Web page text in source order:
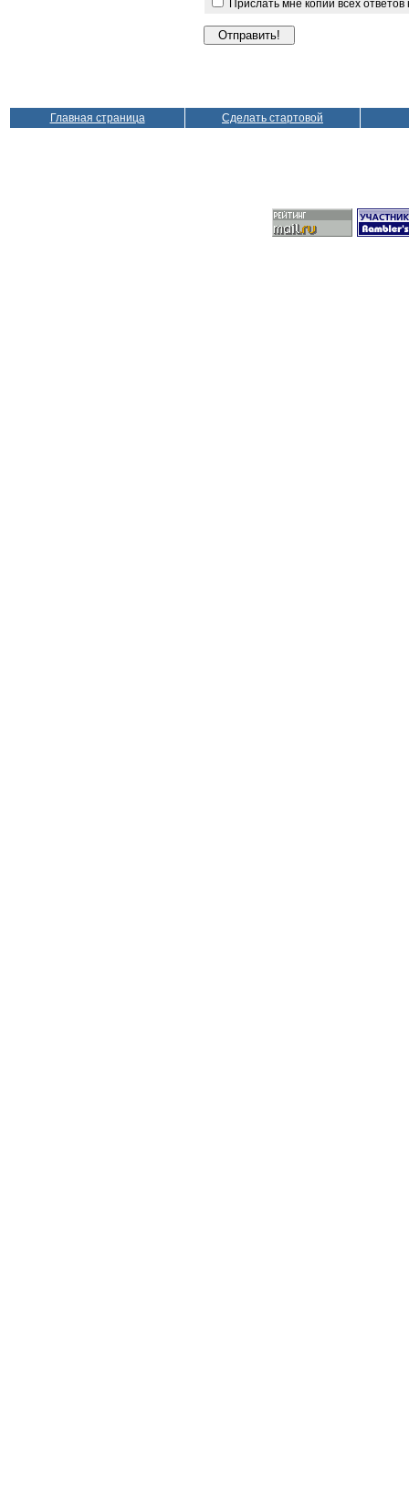
Прислать мне копии всех
Главная страница Сделать стартовой